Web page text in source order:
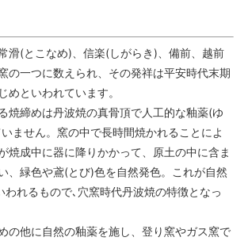
滑(とこなめ)、信楽(しがらき)、備前、越前
の一つに数えられ、その発祥は平安時代末期
めといわれています。
焼締めは丹波焼の真骨頂で人工的な釉薬(ゆ
ません。窯の中で長時間焼かれることによ
焼成中に器に降りかかって、原土の中に含ま
、緑色や鳶(とび)色を自然発色。これが自然
われるもので､穴窯時代丹波焼の特徴となっ
の他に自然の釉薬を施し、登り窯やガス窯で